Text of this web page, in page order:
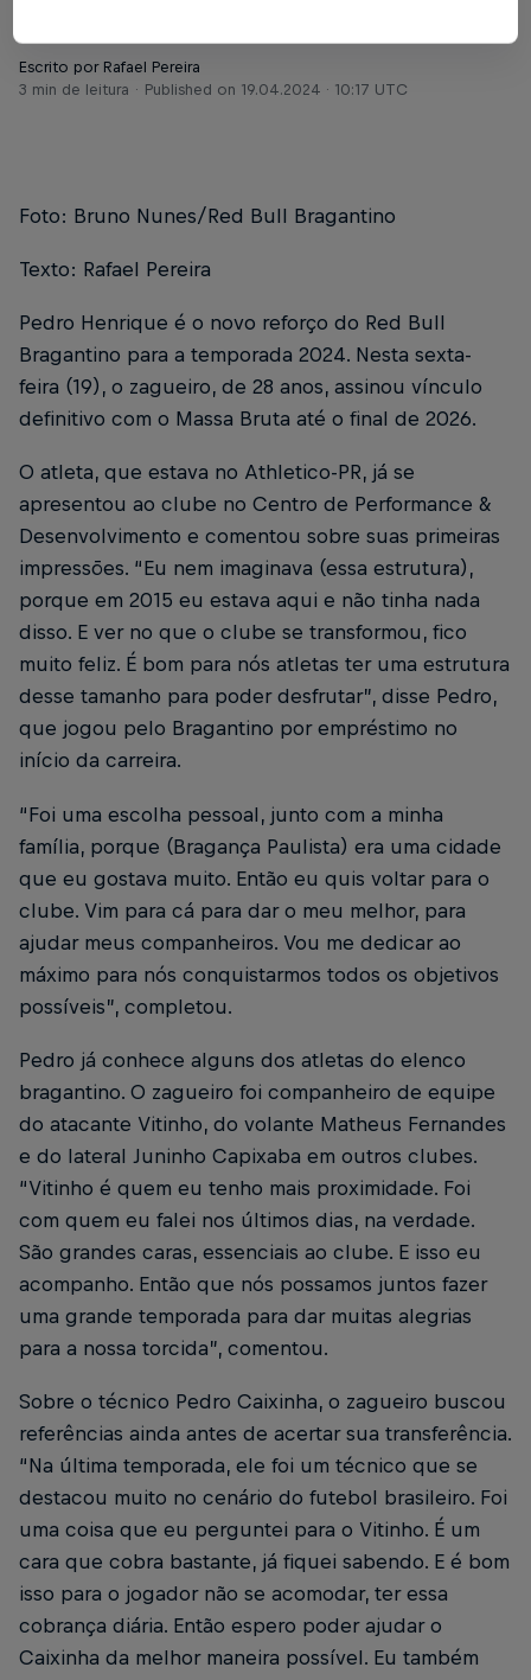
Escrito por Rafael Pereira
3 min de leitura
Published on 19.04.2024 · 10:17 UTC
Foto: Bruno Nunes/Red Bull Bragantino
Texto: Rafael Pereira
Pedro Henrique é o novo reforço do Red Bull
Bragantino para a temporada 2024. Nesta sexta-
feira (19), o zagueiro, de 28 anos, assinou vínculo
definitivo com o Massa Bruta até o final de 2026.
O atleta, que estava no Athletico-PR, já se
apresentou ao clube no Centro de Performance &
Desenvolvimento e comentou sobre suas primeiras
impressões. “Eu nem imaginava (essa estrutura),
porque em 2015 eu estava aqui e não tinha nada
disso. E ver no que o clube se transformou, fico
muito feliz. É bom para nós atletas ter uma estrutura
desse tamanho para poder desfrutar”, disse Pedro,
que jogou pelo Bragantino por empréstimo no
início da carreira.
“Foi uma escolha pessoal, junto com a minha
família, porque (Bragança Paulista) era uma cidade
que eu gostava muito. Então eu quis voltar para o
clube. Vim para cá para dar o meu melhor, para
ajudar meus companheiros. Vou me dedicar ao
máximo para nós conquistarmos todos os objetivos
possíveis”, completou.
Pedro já conhece alguns dos atletas do elenco
bragantino. O zagueiro foi companheiro de equipe
do atacante Vitinho, do volante Matheus Fernandes
e do lateral Juninho Capixaba em outros clubes.
“Vitinho é quem eu tenho mais proximidade. Foi
com quem eu falei nos últimos dias, na verdade.
São grandes caras, essenciais ao clube. E isso eu
acompanho. Então que nós possamos juntos fazer
uma grande temporada para dar muitas alegrias
para a nossa torcida”, comentou.
Sobre o técnico Pedro Caixinha, o zagueiro buscou
referências ainda antes de acertar sua transferência.
“Na última temporada, ele foi um técnico que se
destacou muito no cenário do futebol brasileiro. Foi
uma coisa que eu perguntei para o Vitinho. É um
cara que cobra bastante, já fiquei sabendo. E é bom
isso para o jogador não se acomodar, ter essa
cobrança diária. Então espero poder ajudar o
Caixinha da melhor maneira possível. Eu também